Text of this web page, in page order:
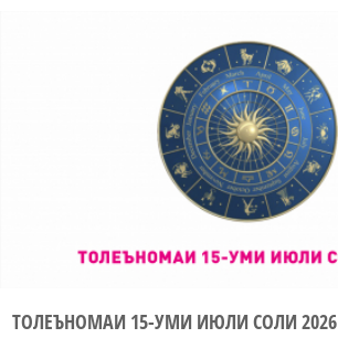
ТОЛЕЪНОМАИ 15-УМИ ИЮЛИ СОЛИ 2026